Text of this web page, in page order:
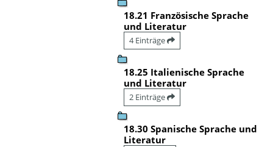
18.21 Französische Sprache
und Literatur
4 Einträge
18.25 Italienische Sprache
und Literatur
2 Einträge
18.30 Spanische Sprache und
Literatur